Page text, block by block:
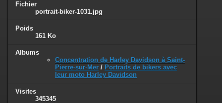
Fichier
portrait-biker-1031.jpg
Poids
161 Ko
Albums
Concentration de Harley Davidson à Saint-
Pierre-sur-Mer / Portraits de bikers avec
leur moto Harley Davidson
Visites
345345